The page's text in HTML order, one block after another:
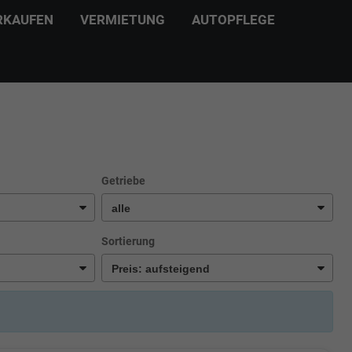
VERMIETUNG AUTOPFLEGE
Getriebe
Sortierung